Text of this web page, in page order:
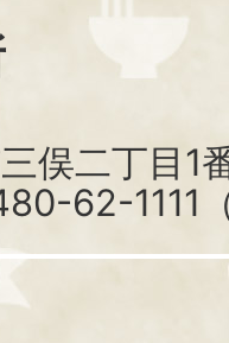
俣二丁目1
62-1111